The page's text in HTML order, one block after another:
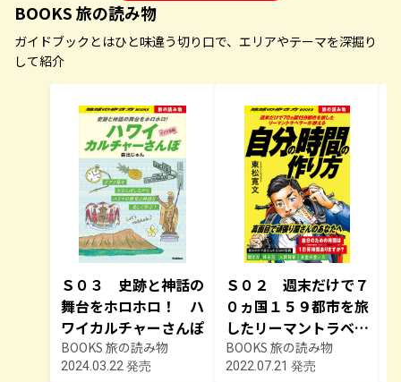
BOOKS 旅の読み物
ガイドブックとはひと味違う切り口で、エリアやテーマを深掘り
して紹介
Ｓ０３ 史跡と神話の
舞台をホロホロ！ ハ
ワイカルチャーさんぽ
BOOKS 旅の読み物
2024.03.22 発売
Ｓ０２ 週末だけで７
０ヵ国１５９都市を旅
したリーマントラベラ
ーが教える自分の時間
の作り方
BOOKS 旅の読み物
2022.07.21 発売